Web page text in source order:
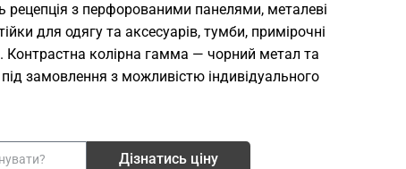
рецепція з перфорованими панелями, металеві
для одягу та аксесуарів, тумби, примірочні
Контрастна колірна гамма — чорний метал та
замовлення з можливістю індивідуального
Дізнатись ціну